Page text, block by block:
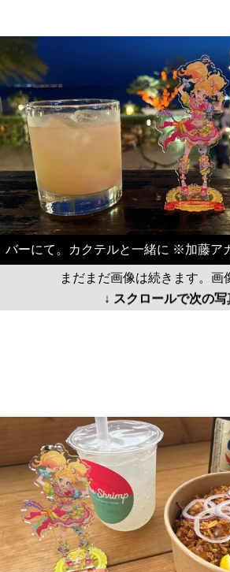
バーにて。カクテルと一緒に ※加藤ア
まだまだ画像は続きます。画
↓ スクロールで次の写